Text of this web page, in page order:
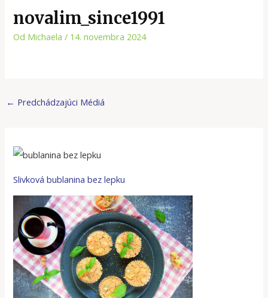
novalim_since1991
Od Michaela/ 14. novembra 2024
← Predchádzajúci Médiá
Slivková bublanina bez lepku